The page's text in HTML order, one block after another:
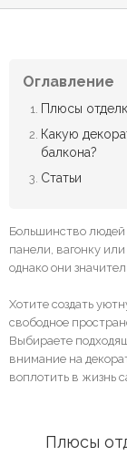
Большинство людей
панели, вагонку
однако они
Хотите создать
свободное
Выбираете
внимание на
воплотить в жизнь
Оглавление
Плюсы
Какую
балкона?
Статьи